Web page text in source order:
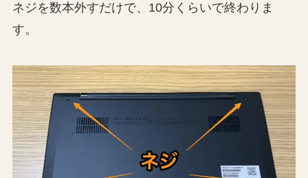
ネジを数本外すだけで、10分くらいで終わりま
す。